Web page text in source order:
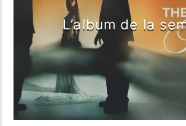
L’album de la